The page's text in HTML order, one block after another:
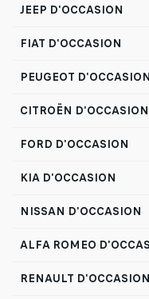
JEEP D'OCCASION
FIAT D'OCCASION
PEUGEOT D'OCCASION
CITROËN D'OCCASION
FORD D'OCCASION
KIA D'OCCASION
NISSAN D'OCCASION
ALFA ROMEO
RENAULT D'OCCASION